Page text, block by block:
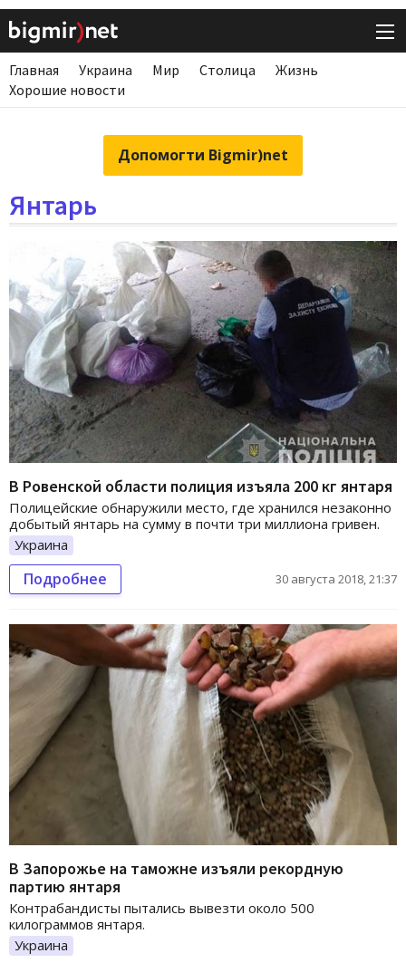
Главная Украина Мир Столица
Жизнь
Хорошие новости
Допомогти Bigmir)net
Янтарь
В Ровенской области полиция изъяла 200 кг янтаря
Полицейские обнаружили место, где хранился незаконно
добытый янтарь на сумму в почти три миллиона гривен.
Украина
Подробнее 30 августа 2018, 21:37
В Запорожье на таможне изъяли рекордную
партию янтаря
Контрабандисты пытались вывезти около 500
килограммов янтаря.
Украина